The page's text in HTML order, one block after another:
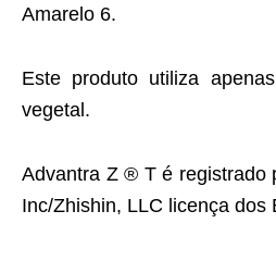
Amarelo 6.
Este produto utiliza
vegetal.
Advantra Z ® T é registrado
Inc/Zhishin, LLC licença dos